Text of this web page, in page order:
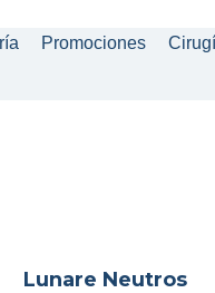
Promociones
Lunare Neutros